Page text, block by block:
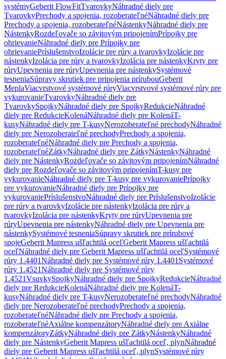
systémyGeberit FlowFitTvarovkyNáhradné diely pre
TvarovkyPrechody a spojenia, rozoberateľnéNáhradné diely pre
Prechody a spojenia, rozoberateľnéNástenkyNáhradné diely pre
NástenkyRozdeľovače so závitovým pripojenímPrípojky pre
ohrievanieNáhradné diely pre Prípojky pre
ohrievaniePríslušenstvoIzolácie pre rúry a tvarovkyIzolácie pre
nástenkyIzolácia pre rúry a tvarovkyIzolácia pre nástenkyKryty pre
rúryUpevnenia pre rúryUpevnenia pre nástenkySystémové
tesneniaSúpravy skrutiek pre pripojenia prírubouGeberit
MeplaViacvrstvové systémové rúryViacvrstvové systémové rúry pre
vykurovanieTvarovkyNáhradné diely pre
TvarovkySpojkyNáhradné diely pre SpojkyRedukcieNáhradné
diely pre RedukcieKolenáNáhradné diely pre KolenáT-
kusyNáhradné diely pre T-kusyNerozoberateľné prechodyNáhradné
diely pre Nerozoberateľné prechodyPrechody a spojenia,
rozoberateľnéNáhradné diely pre Prechody a spojenia,
rozoberateľnéZátkyNáhradné diely pre ZátkyNástenkyNáhradné
diely pre NástenkyRozdeľovače so závitovým pripojenímNáhradné
diely pre Rozdeľovače so závitovým pripojenímT-kusy pre
vykurovanieNáhradné diely pre T-kusy pre vykurovaniePrípojky
pre vykurovanieNáhradné diely pre Prípojky pre
vykurovaniePríslušenstvoNáhradné diely pre PríslušenstvoIzolácie
pre rúry a tvarovkyIzolácie pre nástenkyIzolácia pre rúry a
tvarovkyIzolácia pre nástenkyKryty pre rúryUpevnenia pre
rúryUpevnenia pre nástenkyNáhradné diely pre Upevnenia pre
nástenkySystémové tesneniaSúpravy skrutiek pre prírubové
spojeGeberit Mapress ušľachtilá oceľGeberit Mapress ušľachtilá
oceľNáhradné diely pre Geberit Mapress ušľachtilá oceľSystémové
rúry 1.4401Náhradné diely pre Systémové rúry 1.4401 Systémové
rúry 1.4521Náhradné diely pre Systémové rúry
1.4521VsuvkySpojkyNáhradné diely pre SpojkyRedukcieNáhradné
diely pre RedukcieKolenáNáhradné diely pre KolenáT-
kusyNáhradné diely pre T-kusyNerozoberateľné prechodyNáhradné
diely pre Nerozoberateľné prechodyPrechody a spojenia,
rozoberateľnéNáhradné diely pre Prechody a spojenia,
rozoberateľnéAxiálne kompenzátoryNáhradné diely pre Axiálne
kompenzátoryZátkyNáhradné diely pre ZátkyNástenkyNáhradné
diely pre NástenkyGeberit Mapress ušľachtilá oceľ, plynNáhradné
diely pre Geberit Mapress ušľachtilá oceľ, plynSystémové rúry